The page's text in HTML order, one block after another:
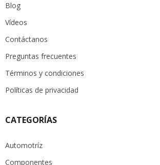
Blog
Vídeos
Contáctanos
Preguntas frecuentes
Términos y condiciones
Políticas de privacidad
CATEGORÍAS
Automotríz
Componentes